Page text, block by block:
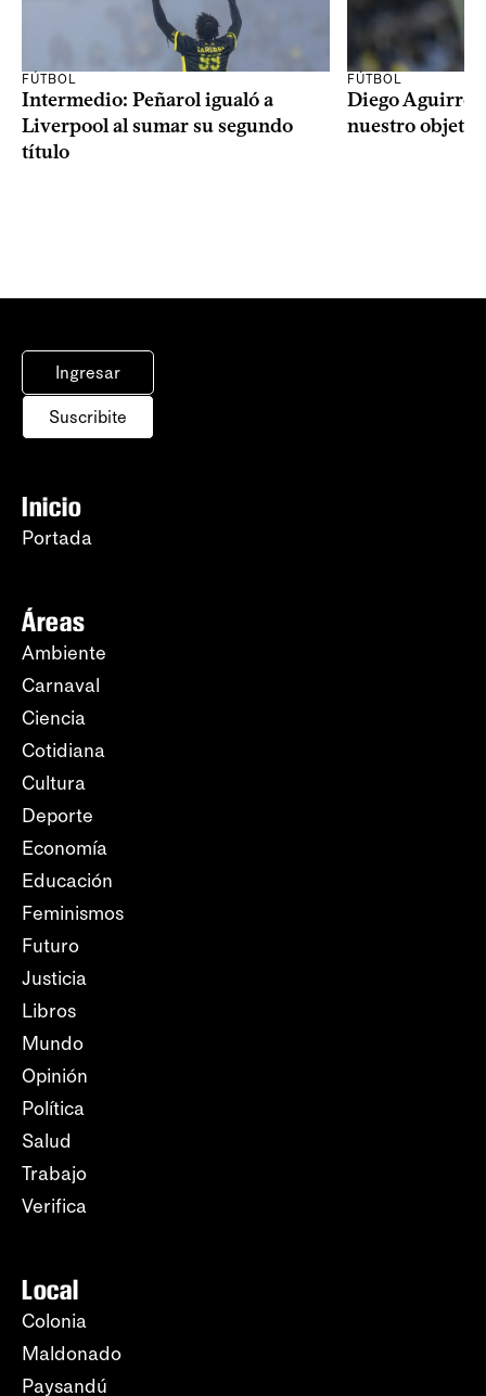
FÚTBOL
Intermedio: Peñarol igualó a
Liverpool al sumar su segundo
título
FÚTBOL
Diego Aguirre:
nuestro
Ingresar
Suscribite
Inicio
Portada
Áreas
Ambiente
Carnaval
Ciencia
Cotidiana
Cultura
Deporte
Economía
Educación
Feminismos
Futuro
Justicia
Libros
Mundo
Opinión
Política
Salud
Trabajo
Verifica
Local
Colonia
Maldonado
Paysandú